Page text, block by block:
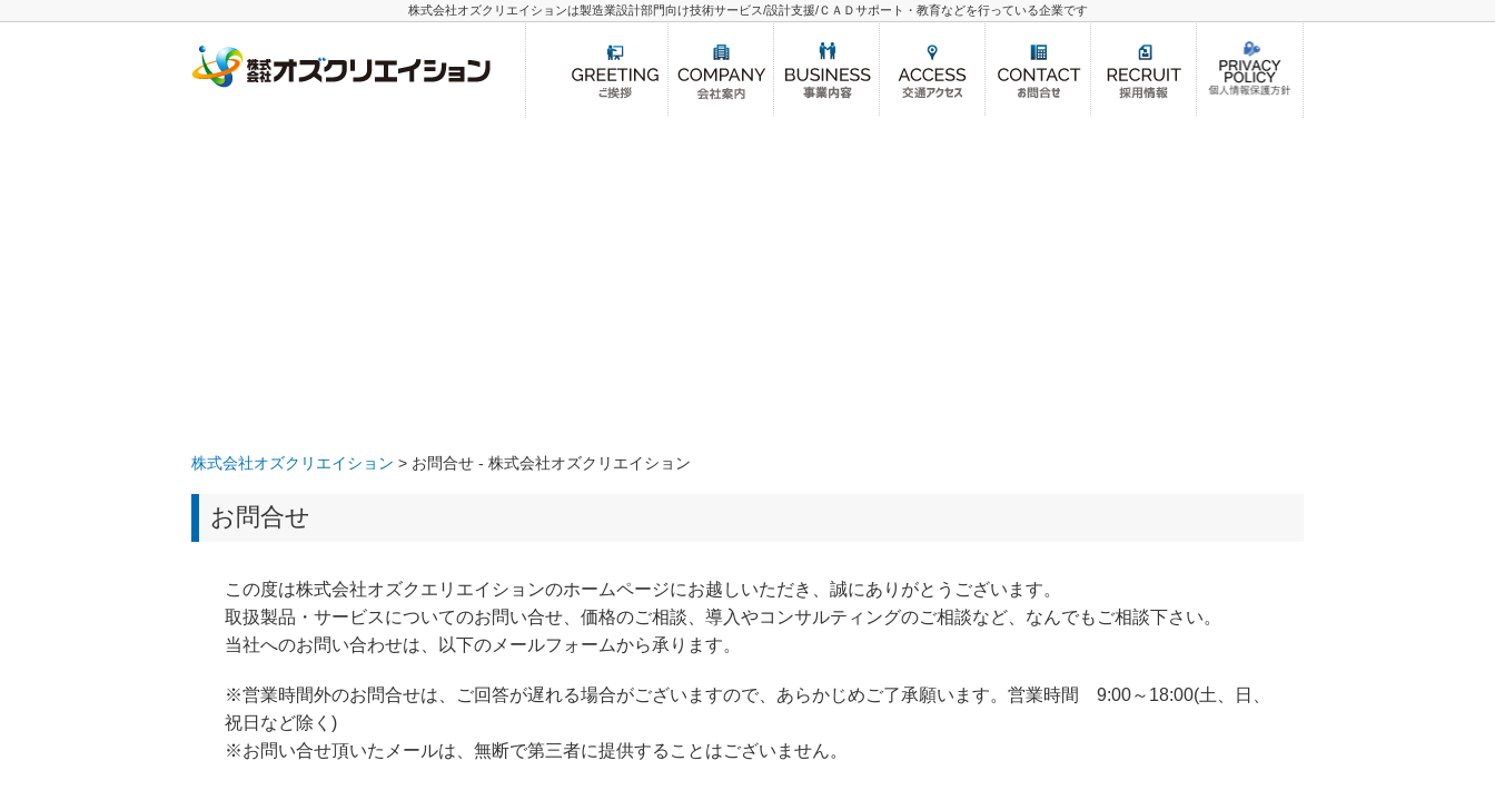
株式会社オズクリエイションは製造業設計部門向け技術サービス/設計支援/ＣＡＤサポート・教育などを行っている企業です
株式会社オズクリエイション > お問合せ - 株式会社オズクリエイション
お問合せ
この度は株式会社オズクエリエイションのホームページにお越しいただき、誠にありがとうございます。
取扱製品・サービスについてのお問い合せ、価格のご相談、導入やコンサルティングのご相談など、なんでもご相談下さい。
当社へのお問い合わせは、以下のメールフォームから承ります。
※営業時間外のお問合せは、ご回答が遅れる場合がございますので、あらかじめご了承願います。営業時間 9:00～18:00(土、日、
祝日など除く)
※お問い合せ頂いたメールは、無断で第三者に提供することはございません。